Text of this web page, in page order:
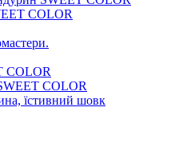
COLOR
COLOR
COLOR
їстивний шовк